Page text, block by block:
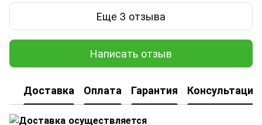
Еще 3 отзыва
Написать отзыв
Доставка Оплата Гарантия Консультация